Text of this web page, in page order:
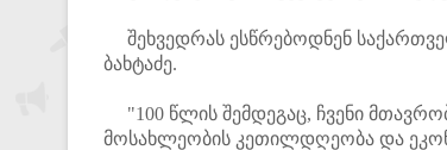
შეხვედრას ესწრებოდნენ
ბახტაძე.
"100 წლის შემდეგაც, ჩვენი
მოსახლეობის კეთილდღეობა და